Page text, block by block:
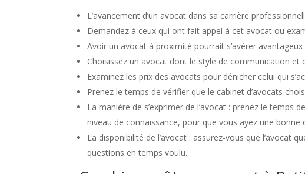
L’avancement d’un avocat dans sa carrière
Demandez à ceux qui ont fait appel à cet avocat ou
Avoir un avocat à proximité pourrait s’avérer
Choisissez un avocat dont le style de communication
Examinez les prix des avocats pour dénicher celui qui
Prenez le temps de vérifier que le cabinet d’avocats
La manière de s’exprimer de l’avocat : prenez le temps
niveau de connaissance, pour que vous ayez une
La disponibilité de l’avocat : assurez-vous que l’avocat
questions en temps voulu.